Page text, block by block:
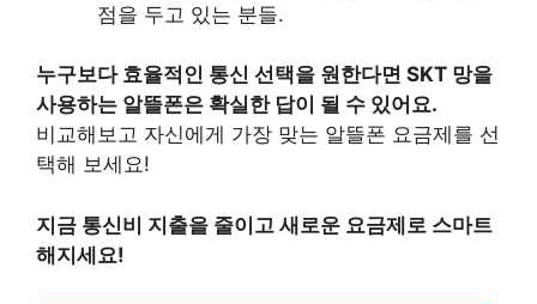
점을 두고 있는 분들.
누구보다 효율적인 통신 선택을 원한다면 SKT 망을
사용하는 알뜰폰은 확실한 답이 될 수 있어요.
비교해보고 자신에게 가장 맞는 알뜰폰 요금제를 선
택해 보세요!
지금 통신비 지출을 줄이고 새로운 요금제로 스마트
해지세요!